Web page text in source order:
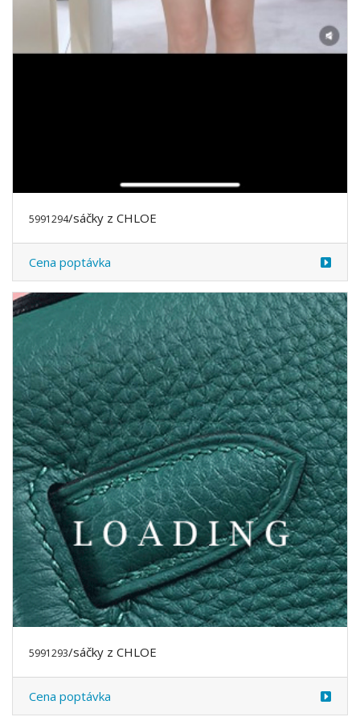
5991294/sáčky z CHLOE
Cena poptávka
5991293/sáčky z CHLOE
Cena poptávka